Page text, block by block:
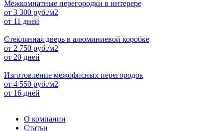
Межкомнатные перегородки в интерере
от 3 300 руб./м2
от 11 дней
Стеклянная дверь в алюминиевой коробке
от 2 750 руб./м2
от 20 дней
Изготовление межофисных перегородок
от 4 550 руб./м2
от 16 дней
О компании
Статьи